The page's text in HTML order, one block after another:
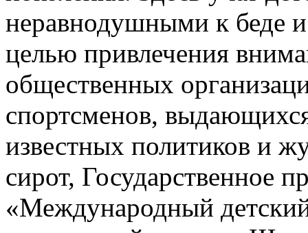
неравнодушными к беде
целью привлечения
общественных
спортсменов,
известных политиков и
сирот, Государственное
«Международный